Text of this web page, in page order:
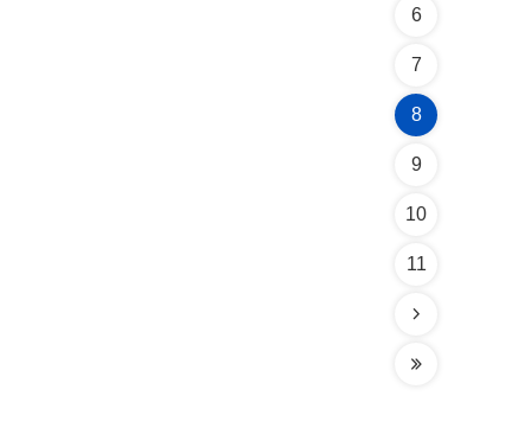
6
7
8
9
10
11